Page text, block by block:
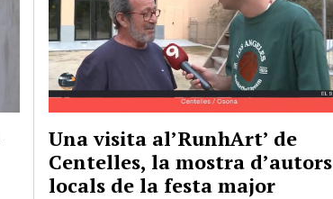
Una visita al’RunhArt’ de
Centelles, la mostra d’autors
locals de la festa major